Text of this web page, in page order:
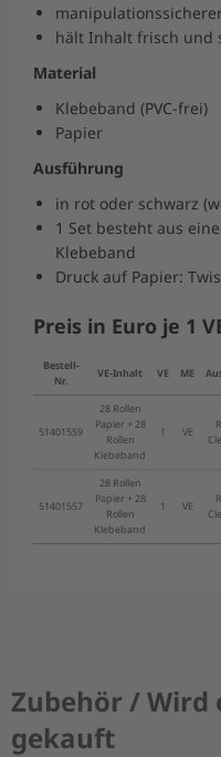
hält Inhalt frisch und
Material
Klebeband (PVC-frei)
Papier
Ausführung
in rot oder schwarz
1 Set besteht aus
Klebeband
Druck auf Papier:
Preis in Euro je 1
Bestell-
Nr.
VE-Inhalt VE ME
51401559
28 Rollen
Papier + 28
Rollen
Klebeband
1 VE
51401557
28 Rollen
Papier + 28
Rollen
Klebeband
1 VE
Zubehör / Wird
gekauft